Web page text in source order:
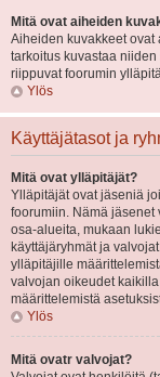
Mitä ovat aiheiden
Aiheiden kuvakkeet
tarkoitus kuvastaa
riippuvat foorumin
Ylös
Käyttäjätasot ja
Mitä ovat ylläpitäjät?
Ylläpitäjät ovat jäseniä
foorumiin. Nämä jäsenet
osa-alueita, mukaan
käyttäjäryhmät ja
ylläpitäjille
valvojan oikeudet
määrittelemistä
Ylös
Mitä ovatr valvojat?